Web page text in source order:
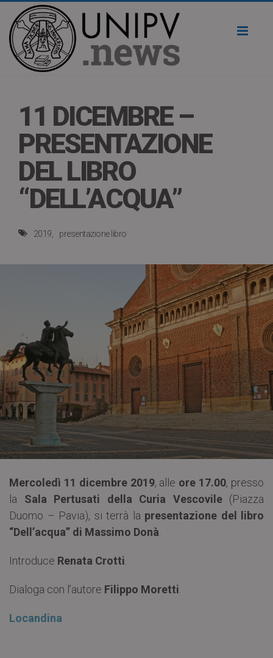
11 DICEMBRE –
PRESENTAZIONE
DEL LIBRO
“DELL’ACQUA”
2019 presentazione libro
Mercoledì 11 dicembre 2019, alle ore 17.00, presso
la Sala Pertusati della Curia Vescovile(Piazza
Duomo – Pavia), si terrà la presentazione del libro
“Dell’acqua” di Massimo Donà
Introduce Renata Crotti
Dialoga con l’autore Filippo Moretti
Locandina